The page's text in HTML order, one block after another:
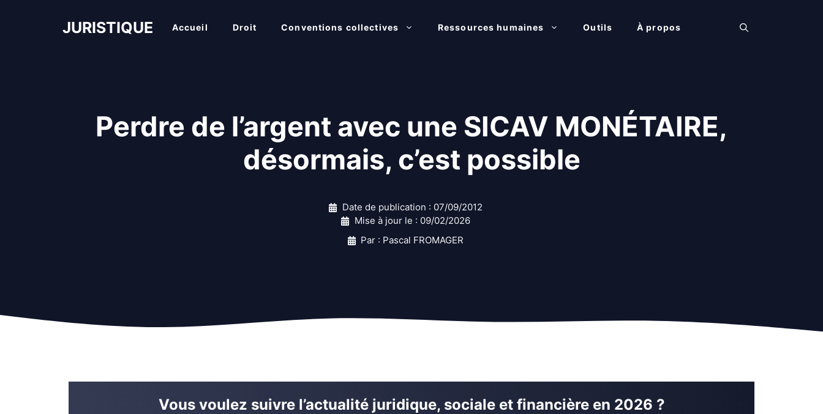
JURISTIQUE Accueil Droit Conventions collectives Ressources humaines Outils À propos
Perdre de l’argent avec une SICAV MONÉTAIRE,
désormais, c’est possible
Date de publication : 07/09/2012
Mise à jour le : 09/02/2026
Par : Pascal FROMAGER
Vous voulez suivre l’actualité juridique, sociale et financière en 2026 ?